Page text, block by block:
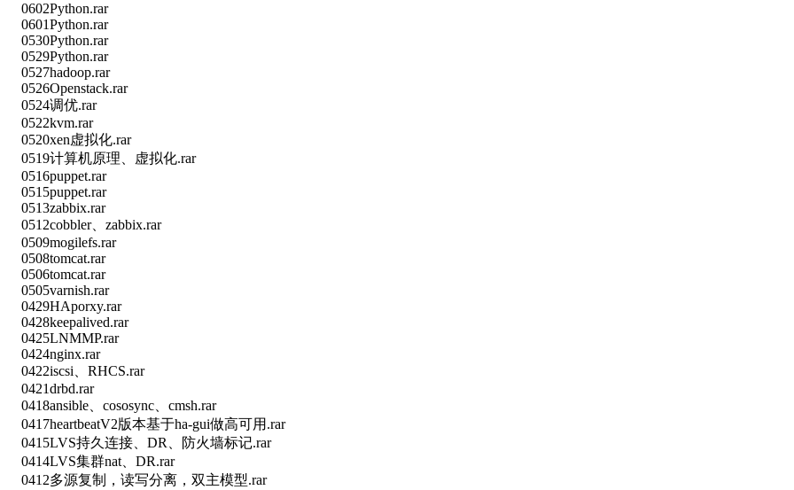
0602Python.rar
0601Python.rar
0530Python.rar
0529Python.rar
0527hadoop.rar
0526Openstack.rar
0524调优.rar
0522kvm.rar
0520xen虚拟化.rar
0519计算机原理、虚拟化.rar
0516puppet.rar
0515puppet.rar
0513zabbix.rar
0512cobbler、zabbix.rar
0509mogilefs.rar
0508tomcat.rar
0506tomcat.rar
0505varnish.rar
0429HAporxy.rar
0428keepalived.rar
0425LNMMP.rar
0424nginx.rar
0422iscsi、RHCS.rar
0421drbd.rar
0418ansible、cososync、cmsh.rar
0417heartbeatV2版本基于ha-gui做高可用.rar
0415LVS持久连接、DR、防火墙标记.rar
0414LVS集群nat、DR.rar
0412多源复制，读写分离，双主模型.rar